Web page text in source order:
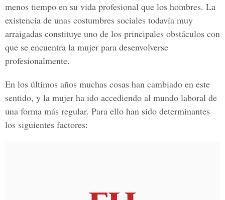
menos tiempo en su vida profesional que los hombres. La
existencia de unas costumbres sociales todavía muy
arraigadas constituye uno de los principales obstáculos con
que se encuentra la mujer para desenvolverse
profesionalmente.
En los últimos años muchas cosas han cambiado en este
sentido, y la mujer ha ido accediendo al mundo laboral de
una forma más regular. Para ello han sido determinantes
los siguientes factores: